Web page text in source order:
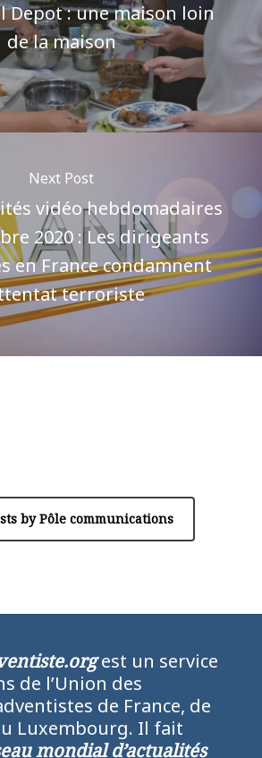
Depot : une maison loin
de la maison
Next Post
vidéo hebdomadaires
2020 : Les dirigeants
en France condamnent
terroriste
by Pôle communications
est un service
de l’Union des
de France, de
Luxembourg. Il fait
mondial d’actualités